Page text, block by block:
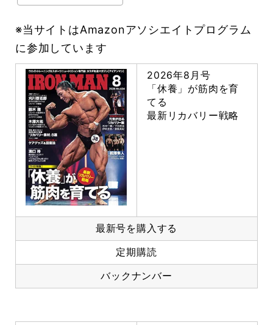
※当サイトはAmazonアソシエイトプログラム
に参加しています
2026年8月号
「休養」が筋肉を育
てる
最新リカバリー戦略
最新号を購入する
定期購読
バックナンバー